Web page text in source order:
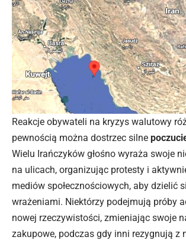
Reakcje obywateli na kryzys walutowy
pewnością można dostrzec silne
Wielu Irańczyków głośno wyraża swoje
na ulicach, organizując protesty i
mediów społecznościowych, aby dzielić
wrażeniami. Niektórzy podejmują próby
nowej rzeczywistości, zmieniając swoje
zakupowe, podczas gdy inni rezygnują z